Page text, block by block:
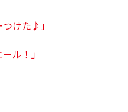
つけた♪」
ル！」